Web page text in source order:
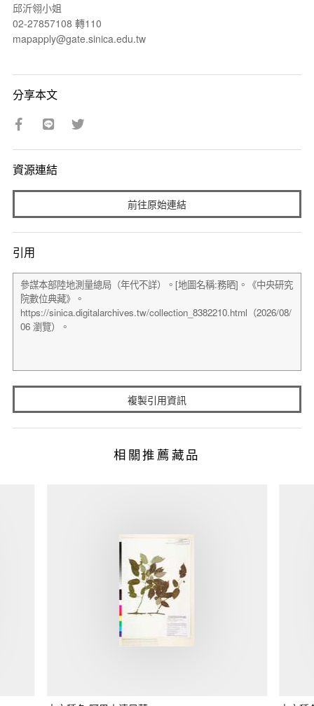
邱沂翎小姐
02-27857108 轉110
mapapply@gate.sinica.edu.tw
分享本文
資源連結
前往原始連結
引用
複製引用資訊
相關推薦藏品